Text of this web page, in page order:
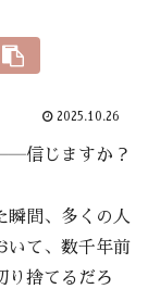
2025.10.26
信じますか？
瞬間、多くの人
いて、数千年前
り捨てるだろ